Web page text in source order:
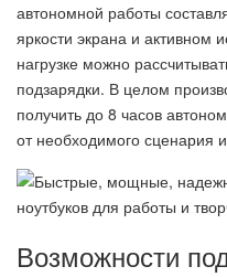
автономной работы
яркости экрана и активном
нагрузке можно
подзарядки. В целом
получить до 8 часов
от необходимого сценария
Возможности